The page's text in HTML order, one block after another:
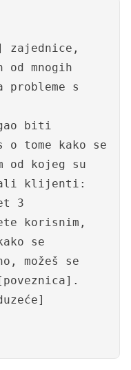
zajednice,
mnogih
s
biti
tome kako se
od kojeg su
klijenti:
3
korisnim,
se
možeš se